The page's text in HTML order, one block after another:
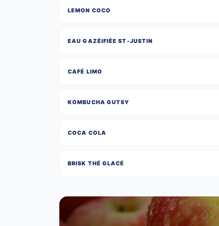
LEMON COCO
EAU GAZÉIFIÉE ST-JUSTIN
CAFÉ LIMO
KOMBUCHA GUTSY
COCA COLA
BRISK THÉ GLACÉ